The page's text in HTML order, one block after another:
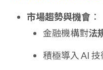
市場趨勢與機會 ：
金融機構對法
積極導入 AI